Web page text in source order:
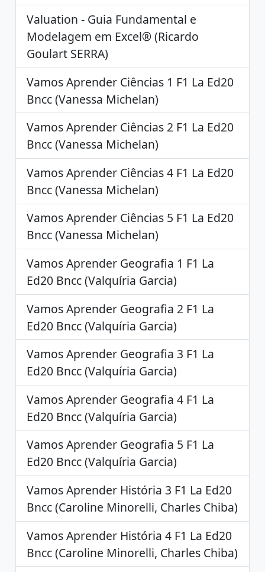
Valuation - Guia Fundamental e
Modelagem em Excel® (Ricardo
Goulart SERRA)
Vamos Aprender Ciências 1 F1 La Ed20
Bncc (Vanessa Michelan)
Vamos Aprender Ciências 2 F1 La Ed20
Bncc (Vanessa Michelan)
Vamos Aprender Ciências 4 F1 La Ed20
Bncc (Vanessa Michelan)
Vamos Aprender Ciências 5 F1 La Ed20
Bncc (Vanessa Michelan)
Vamos Aprender Geografia 1 F1 La
Ed20 Bncc (Valquíria Garcia)
Vamos Aprender Geografia 2 F1 La
Ed20 Bncc (Valquíria Garcia)
Vamos Aprender Geografia 3 F1 La
Ed20 Bncc (Valquíria Garcia)
Vamos Aprender Geografia 4 F1 La
Ed20 Bncc (Valquíria Garcia)
Vamos Aprender Geografia 5 F1 La
Ed20 Bncc (Valquíria Garcia)
Vamos Aprender História 3 F1 La Ed20
Bncc (Caroline Minorelli, Charles Chiba)
Vamos Aprender História 4 F1 La Ed20
Bncc (Caroline Minorelli, Charles Chiba)